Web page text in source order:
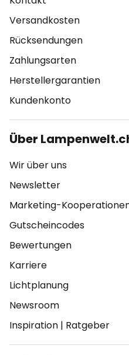
Versandkosten
Rücksendungen
Zahlungsarten
Herstellergarantien
Kundenkonto
Über
Wir über uns
Newsletter
Marketing-
Gutscheincodes
Bewertungen
Karriere
Lichtplanung
Newsroom
Inspiration | Ratgeber